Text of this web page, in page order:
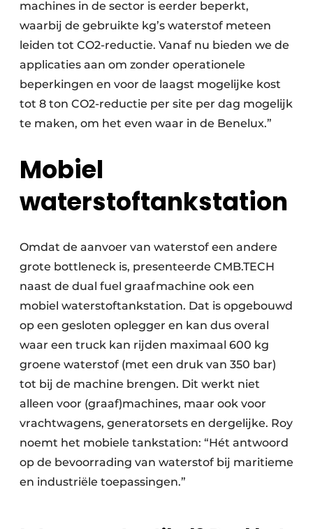
machines in de sector is eerder beperkt,
waarbij de gebruikte kg’s waterstof meteen
leiden tot CO2-reductie. Vanaf nu bieden we de
applicaties aan om zonder operationele
beperkingen en voor de laagst mogelijke kost
tot 8 ton CO2-reductie per site per dag mogelijk
te maken, om het even waar in de Benelux.”
Mobiel
waterstoftankstation
Omdat de aanvoer van waterstof een andere
grote bottleneck is, presenteerde CMB.TECH
naast de dual fuel graafmachine ook een
mobiel waterstoftankstation. Dat is opgebouwd
op een gesloten oplegger en kan dus overal
waar een truck kan rijden maximaal 600 kg
groene waterstof (met een druk van 350 bar)
tot bij de machine brengen. Dit werkt niet
alleen voor (graaf)machines, maar ook voor
vrachtwagens, generatorsets en dergelijke. Roy
noemt het mobiele tankstation: “Hét antwoord
op de bevoorrading van waterstof bij maritieme
en industriële toepassingen.”